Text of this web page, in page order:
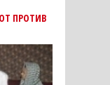
ПРОТИВ